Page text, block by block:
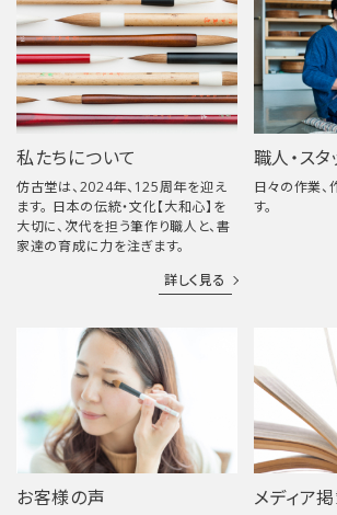
私たちについて
仿古堂は、2024年、125周年を迎え
ます。 日本の伝統・文化【大和心】を
大切に、次代を担う筆作り職人と、書
家達の育成に力を注ぎます。
詳しく見る
職人・ス
日々の作業
す。
お客様の声 メディア